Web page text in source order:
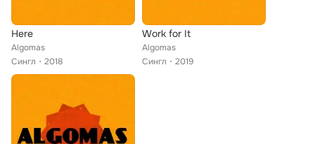
Here
Algomas
Сингл
2018
Work for It
Algomas
Сингл
2019